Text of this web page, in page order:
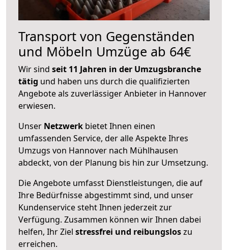
Transport von Gegenständen
und Möbeln Umzüge ab 64€
Wir sind seit 11 Jahren in der Umzugsbranche
tätig und haben uns durch die qualifizierten
Angebote als zuverlässiger Anbieter in Hannover
erwiesen.
Unser Netzwerk bietet Ihnen einen
umfassenden Service, der alle Aspekte Ihres
Umzugs von Hannover nach Mühlhausen
abdeckt, von der Planung bis hin zur Umsetzung.
Die Angebote umfasst Dienstleistungen, die auf
Ihre Bedürfnisse abgestimmt sind, und unser
Kundenservice steht Ihnen jederzeit zur
Verfügung. Zusammen können wir Ihnen dabei
helfen, Ihr Ziel stressfrei und reibungsloszu
erreichen.